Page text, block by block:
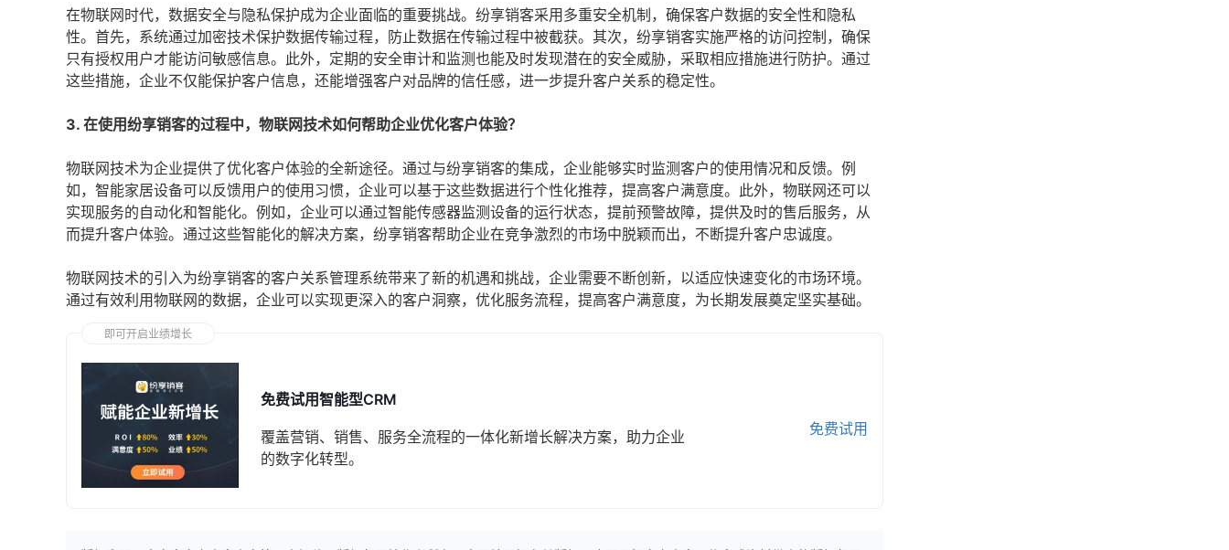
在物联网时代，数据安全与隐私保护成为企业面临的重要挑战。纷享销客采用多重安全机制，确保客户数据的安全性和隐私
性。首先，系统通过加密技术保护数据传输过程，防止数据在传输过程中被截获。其次，纷享销客实施严格的访问控制，确保
只有授权用户才能访问敏感信息。此外，定期的安全审计和监测也能及时发现潜在的安全威胁，采取相应措施进行防护。通过
这些措施，企业不仅能保护客户信息，还能增强客户对品牌的信任感，进一步提升客户关系的稳定性。
3. 在使用纷享销客的过程中，物联网技术如何帮助企业优化客户体验？
物联网技术为企业提供了优化客户体验的全新途径。通过与纷享销客的集成，企业能够实时监测客户的使用情况和反馈。例
如，智能家居设备可以反馈用户的使用习惯，企业可以基于这些数据进行个性化推荐，提高客户满意度。此外，物联网还可以
实现服务的自动化和智能化。例如，企业可以通过智能传感器监测设备的运行状态，提前预警故障，提供及时的售后服务，从
而提升客户体验。通过这些智能化的解决方案，纷享销客帮助企业在竞争激烈的市场中脱颖而出，不断提升客户忠诚度。
物联网技术的引入为纷享销客的客户关系管理系统带来了新的机遇和挑战，企业需要不断创新，以适应快速变化的市场环境。
通过有效利用物联网的数据，企业可以实现更深入的客户洞察，优化服务流程，提高客户满意度，为长期发展奠定坚实基础。
即可开启业绩增长
免费试用智能型CRM
覆盖营销、销售、服务全流程的一体化新增长解决方案，助力企业
的数字化转型。
免费试用